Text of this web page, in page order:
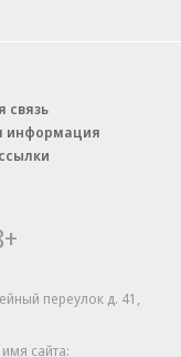
связь
информация
переулок д. 41,
сайта: